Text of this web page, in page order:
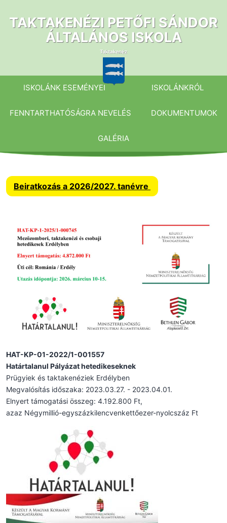
tartalomhoz
TAKTAKENÉZI PETŐFI SÁNDOR
ÁLTALÁNOS ISKOLA
ISKOLÁNK ESEMÉNYEI ISKOLÁNKRÓL
FENNTARTHATÓSÁGRA NEVELÉS DOKUMENTUMOK
GALÉRIA
Beiratkozás a 2026/2027. tanévre
HAT-KP-01-2022/1-001557
Határtalanul Pályázat hetedikeseknek
Prügyiek és taktakenéziek Erdélyben
Megvalósítás időszaka: 2023.03.27. - 2023.04.01.
Elnyert támogatási összeg: 4.192.800 Ft,
azaz Négymillió-egyszázkilencvenkettőezer-nyolcszáz Ft